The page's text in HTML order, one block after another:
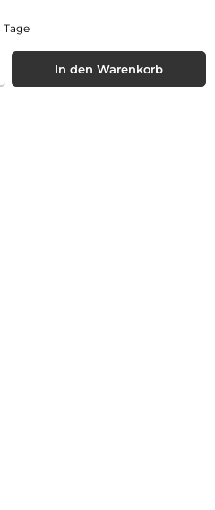
Tage
Wert ein oder benutze die
In den Warenkorb